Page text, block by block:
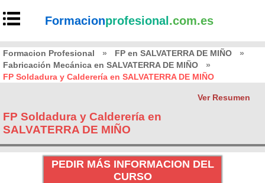
Formacionprofesional .com.es
Formacion Profesional » FP en SALVATERRA DE MIÑO
»
Fabricación Mecánica en SALVATERRA DE MIÑO
»
FP Soldadura y Calderería en SALVATERRA DE MIÑO
Ver Resumen
FP Soldadura y Calderería en
SALVATERRA DE MIÑO
PEDIR MÁS INFORMACION DEL
CURSO